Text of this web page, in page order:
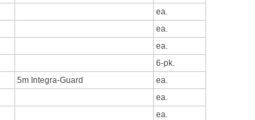
ea.
ea.
ea.
6-pk.
5m Integra-Guard
ea.
ea.
ea.